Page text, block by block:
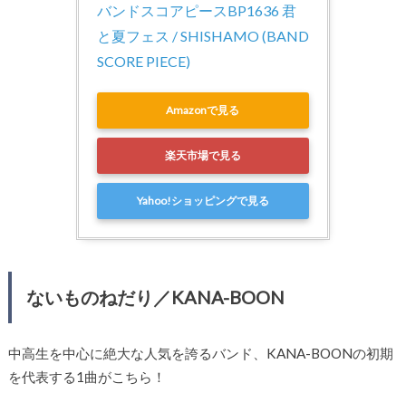
バンドスコアピースBP1636 君
と夏フェス / SHISHAMO (BAND
SCORE PIECE)
Amazonで見る
楽天市場で見る
Yahoo!ショッピングで見る
ないものねだり／KANA-BOON
中高生を中心に絶大な人気を誇るバンド、KANA-BOONの初期
を代表する1曲がこちら！